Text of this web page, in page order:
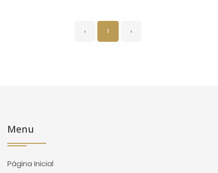
‹ 1 ›
Menu
Página Inicial